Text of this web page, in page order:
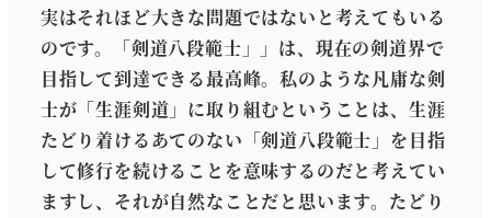
実はそれほど大きな問題ではないと考えてもいる
のです。「剣道八段範士」」は、現在の剣道界で
目指して到達できる最高峰。私のような凡庸な剣
士が「生涯剣道」に取り組むということは、生涯
たどり着けるあてのない「剣道八段範士」を目指
して修行を続けることを意味するのだと考えてい
ますし、それが自然なことだと思います。たどり